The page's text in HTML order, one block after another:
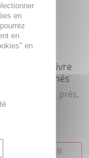
Algicuivre
comprimés
Reine des prés,
AU PANIER
en
en
en